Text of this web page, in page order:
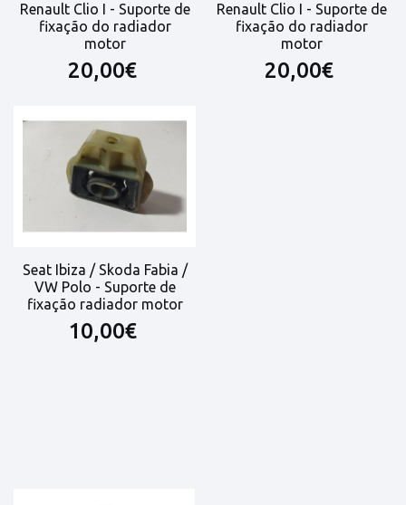
Renault Clio I - Suporte de
fixação do radiador
motor
20,00€
Renault Clio I - Suporte de
fixação do radiador
motor
20,00€
Seat Ibiza / Skoda Fabia /
VW Polo - Suporte de
fixação radiador motor
10,00€